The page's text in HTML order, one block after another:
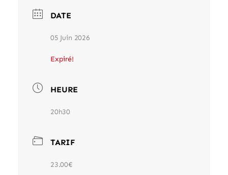
DATE
05 Juin 2026
Expiré!
HEURE
20h30
TARIF
23.00€